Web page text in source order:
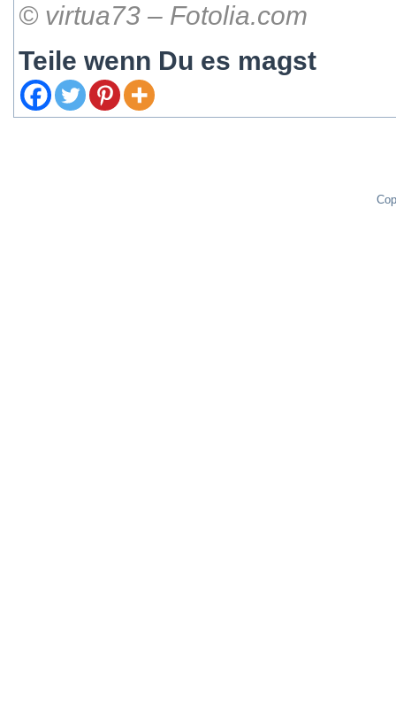
© virtua73 – Fotolia.com
Teile wenn Du es magst